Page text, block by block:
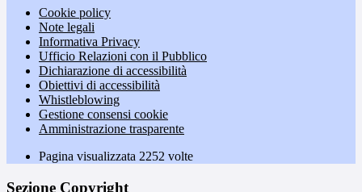
Cookie policy
Note legali
Informativa Privacy
Ufficio Relazioni con il Pubblico
Dichiarazione di accessibilità
Obiettivi di accessibilità
Whistleblowing
Gestione consensi cookie
Amministrazione trasparente
Pagina visualizzata 2252 volte
Sezione Copyright